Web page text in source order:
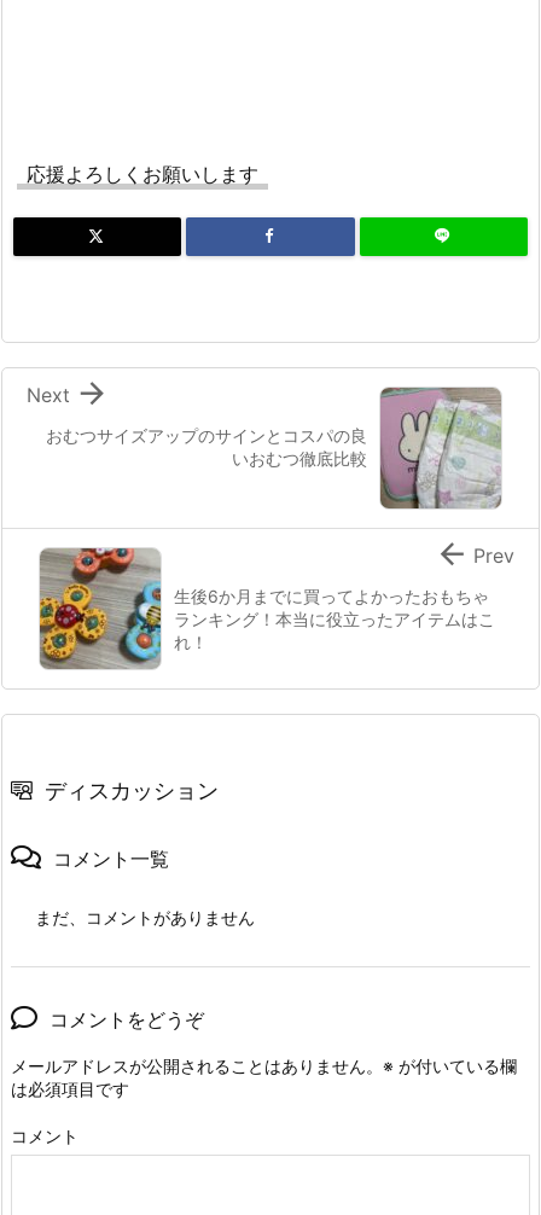
応援よろしくお願いします
おむつサイズアップのサインとコスパの良
いおむつ徹底比較

Next
生後6か月までに買ってよかったおもちゃ
ランキング！本当に役立ったアイテムはこ
れ！
 Prev
ディスカッション
コメント一覧
まだ、コメントがありません
コメントをどうぞ
メールアドレスが公開されることはありません。 ※ が付いている欄
は必須項目です
コメント